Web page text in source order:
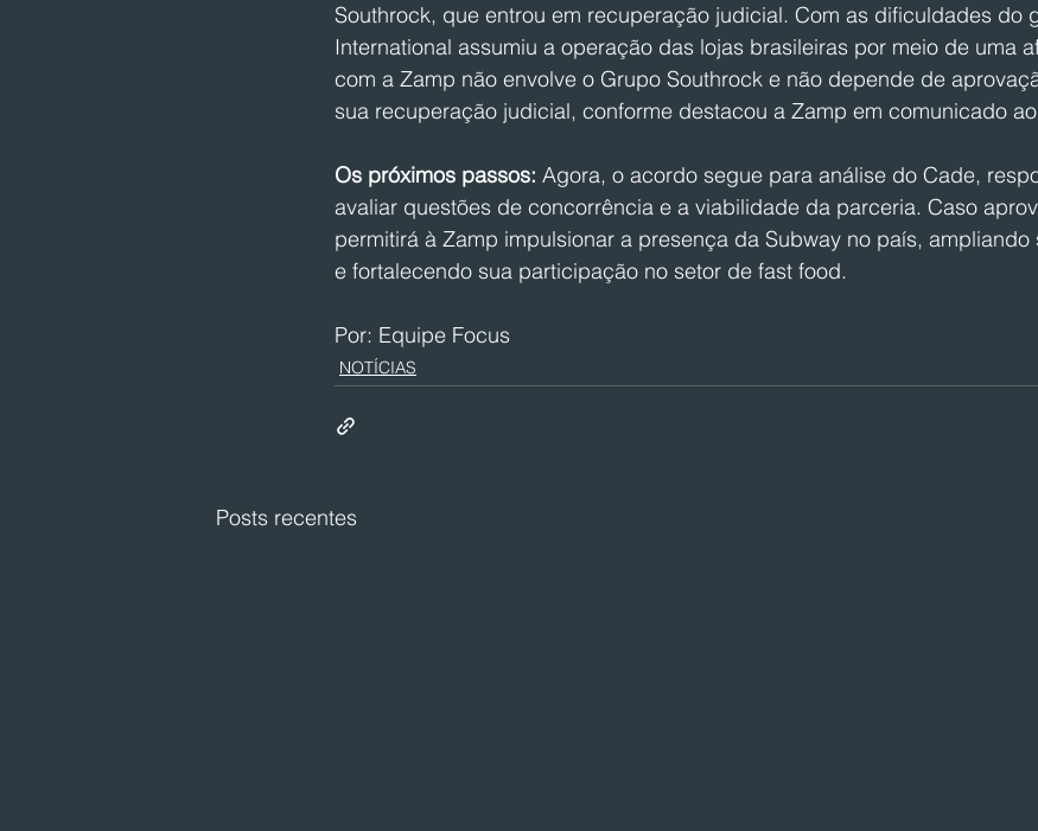
Southrock, que entrou em recuperação judicial. Com as dificuldades do
International assumiu a operação das lojas brasileiras por meio de uma
com a Zamp não envolve o Grupo Southrock e não depende de
sua recuperação judicial, conforme destacou a Zamp em comunicado
Os próximos passos: Agora, o acordo segue para análise do Cade,
avaliar questões de concorrência e a viabilidade da parceria. Caso
permitirá à Zamp impulsionar a presença da Subway no país,
e fortalecendo sua participação no setor de fast food.
Por: Equipe Focus
NOTÍCIAS
Posts recentes